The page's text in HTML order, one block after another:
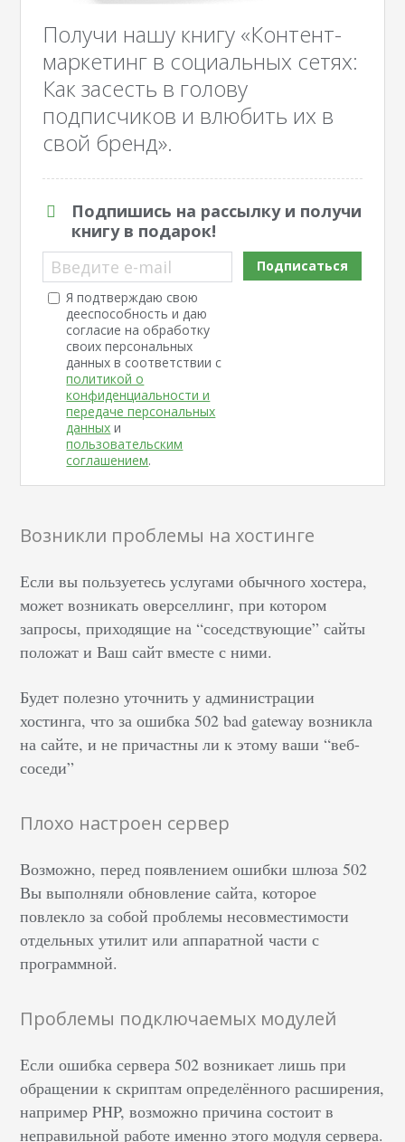
Получи нашу книгу «Контент-
маркетинг в социальных сетях:
Как засесть в голову
подписчиков и влюбить их в
свой бренд».
Подпишись на рассылку и получи
книгу в подарок!
Введите e-mail
Я подтверждаю свою
дееспособность и даю
согласие на обработку
своих персональных
данных в соответствии с
политикой о
конфиденциальности и
передаче персональных
данных и
пользовательским
соглашением.
Подписаться
Возникли проблемы на хостинге
Если вы пользуетесь услугами обычного хостера,
может возникать оверселлинг, при котором
запросы, приходящие на “соседствующие” сайты
положат и Ваш сайт вместе с ними.
Будет полезно уточнить у администрации
хостинга, что за ошибка 502 bad gateway возникла
на сайте, и не причастны ли к этому ваши “веб-
соседи”
Плохо настроен сервер
Возможно, перед появлением ошибки шлюза 502
Вы выполняли обновление сайта, которое
повлекло за собой проблемы несовместимости
отдельных утилит или аппаратной части с
программной.
Проблемы подключаемых модулей
Если ошибка сервера 502 возникает лишь при
обращении к скриптам определённого расширения,
например PHP, возможно причина состоит в
неправильной работе именно этого модуля сервера.